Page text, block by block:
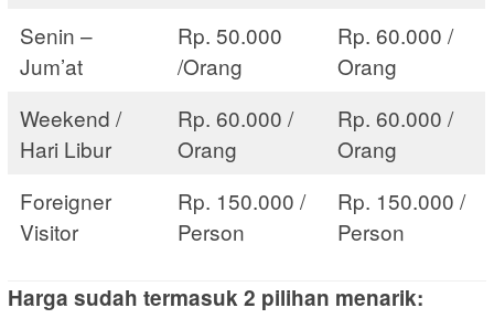
Senin –
Jum’at
Rp. 50.000
/Orang
Rp. 60.000 /
Orang
Weekend /
Hari Libur
Rp. 60.000 /
Orang
Rp. 60.000 /
Orang
Foreigner
Visitor
Rp. 150.000 /
Person
Rp. 150.000 /
Person
Harga sudah termasuk 2 pilihan menarik: